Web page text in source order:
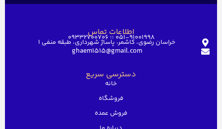
اطلاعات تماس051-91001998 ؛؛ 09332700706
خراسان رضوی، کاشمر، پاساژ شهرداری، طبقه منفی ۱
ghaem1515@gmail.com
دسترسی سریع
خانه
فروشگاه
فروش عمده